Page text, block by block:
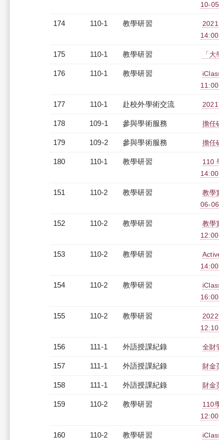
10-
174 110-1 教學研習
175 110-1 教學研習 「
176 110-1 教學研習
177 110-1 赴校外學術交流
178 109-1 參與學術服務 擔任
179 109-2 參與學術服務 擔任
180 110-1 教學研習
110
151 110-2 教學研習
教學
06-
152 110-2 教學研習
教學
153 110-2 教學研習
154 110-2 教學研習
155 110-2 教學研習
156 111-1 外語授課紀錄 全財
157 111-1 外語授課紀錄 財金
158 111-1 外語授課紀錄 財金
159 110-2 教學研習
110
160 110-2 教學研習